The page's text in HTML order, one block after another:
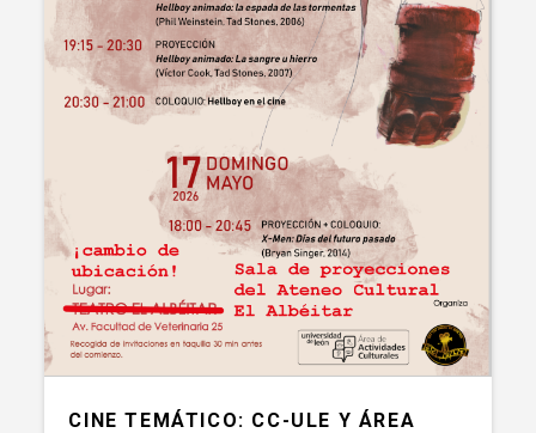
CINE TEMÁTICO: CC-ULE Y ÁREA